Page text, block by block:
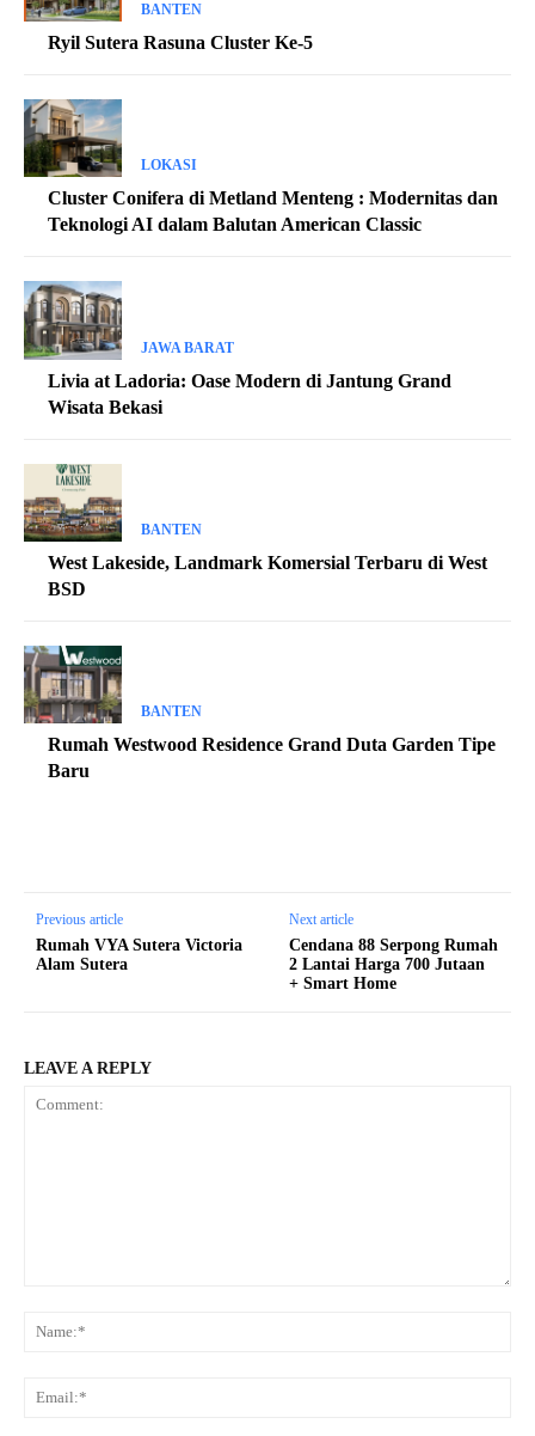
BANTEN
Ryil Sutera Rasuna Cluster Ke-5
LOKASI
Cluster Conifera di Metland Menteng : Modernitas dan
Teknologi AI dalam Balutan American Classic
JAWA BARAT
Livia at Ladoria: Oase Modern di Jantung Grand
Wisata Bekasi
BANTEN
West Lakeside, Landmark Komersial Terbaru di West
BSD
BANTEN
Rumah Westwood Residence Grand Duta Garden Tipe
Baru
Previous article
Rumah VYA Sutera Victoria
Alam Sutera
Next article
Cendana 88 Serpong Rumah
2 Lantai Harga 700 Jutaan
+ Smart Home
LEAVE A REPLY